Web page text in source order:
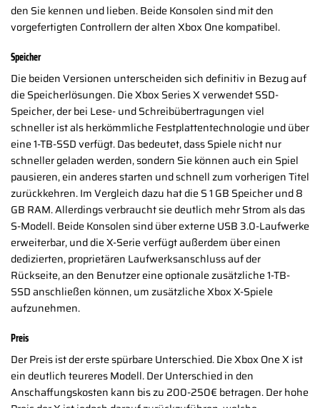
den Sie kennen und lieben. Beide Konsolen sind mit den
vorgefertigten Controllern der alten Xbox One kompatibel.
Speicher
Die beiden Versionen unterscheiden sich definitiv in Bezug auf
die Speicherlösungen. Die Xbox Series X verwendet SSD-
Speicher, der bei Lese- und Schreibübertragungen viel
schneller ist als herkömmliche Festplattentechnologie und über
eine 1-TB-SSD verfügt. Das bedeutet, dass Spiele nicht nur
schneller geladen werden, sondern Sie können auch ein Spiel
pausieren, ein anderes starten und schnell zum vorherigen Titel
zurückkehren. Im Vergleich dazu hat die S 1 GB Speicher und 8
GB RAM. Allerdings verbraucht sie deutlich mehr Strom als das
S-Modell. Beide Konsolen sind über externe USB 3.0-Laufwerke
erweiterbar, und die X-Serie verfügt außerdem über einen
dedizierten, proprietären Laufwerksanschluss auf der
Rückseite, an den Benutzer eine optionale zusätzliche 1-TB-
SSD anschließen können, um zusätzliche Xbox X-Spiele
aufzunehmen.
Preis
Der Preis ist der erste spürbare Unterschied. Die Xbox One X ist
ein deutlich teureres Modell. Der Unterschied in den
Anschaffungskosten kann bis zu 200-250€ betragen. Der hohe